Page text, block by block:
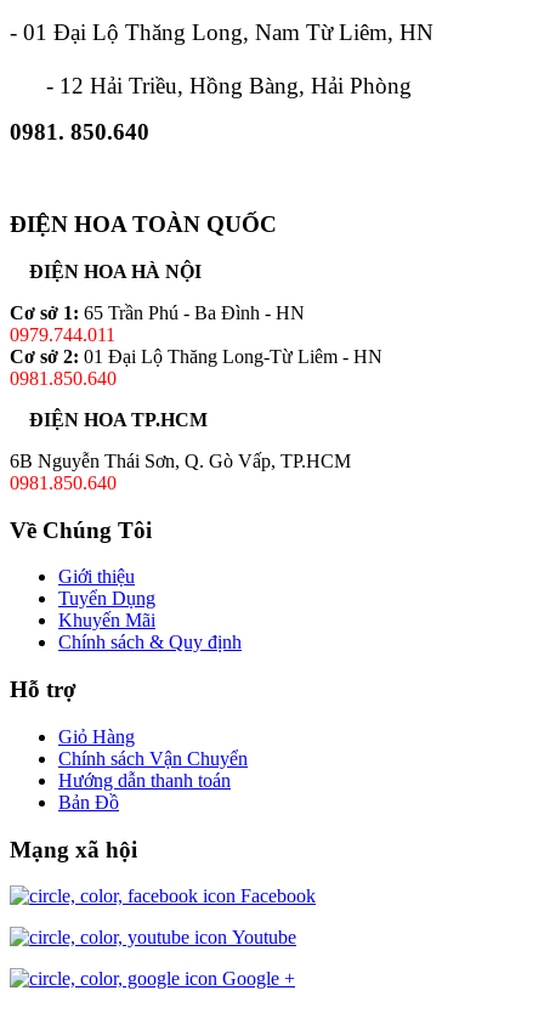
- 01 Đại Lộ Thăng Long, Nam Từ Liêm, HN
- 12 Hải Triều, Hồng Bàng, Hải Phòng
0981. 850.640
ĐIỆN HOA TOÀN QUỐC
ĐIỆN HOA HÀ NỘI
Cơ sở 1: 65 Trần Phú - Ba Đình - HN
0979.744.011
Cơ sở 2: 01 Đại Lộ Thăng Long-Từ Liêm - HN
0981.850.640
ĐIỆN HOA TP.HCM
6B Nguyễn Thái Sơn, Q. Gò Vấp, TP.HCM
0981.850.640
Về Chúng Tôi
Giới thiệu
Tuyển Dụng
Khuyến Mãi
Chính sách & Quy định
Hỗ trợ
Giỏ Hàng
Chính sách Vận Chuyển
Hướng dẫn thanh toán
Bản Đồ
Mạng xã hội
Facebook
Youtube
Google +